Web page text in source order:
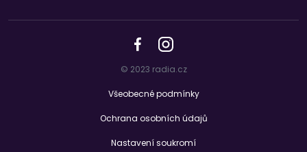
© 2023 radia.cz
Všeobecné podmínky
Ochrana osobních údajů
Nastavení soukromí